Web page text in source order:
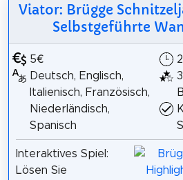
Viator: Brügge
Selbstgeführte
5€
Deutsch, Englisch,
Italienisch, Französisch,
Niederländisch,
Spanisch
Interaktives Spiel:
Lösen Sie